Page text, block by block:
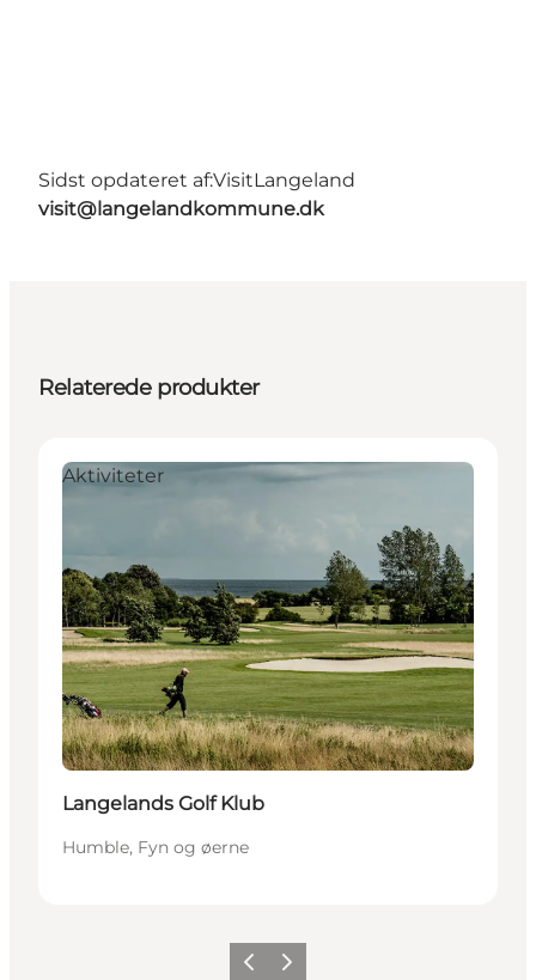
Sidst opdateret af:VisitLangeland
visit@langelandkommune.dk
Relaterede produkter
Aktiviteter
Langelands Golf Klub
Humble, Fyn og øerne
ForrigeNæste